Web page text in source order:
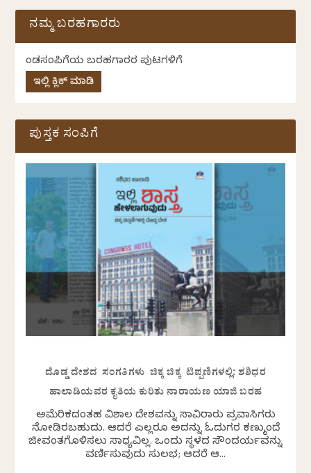
ನಮ್ಮ ಬರಹಗಾರರು
ಕೆಂಡಸಂಪಿಗೆಯ ಬರಹಗಾರರ ಪುಟಗಳಿಗೆ
ಇಲ್ಲಿ ಕ್ಲಿಕ್ ಮಾಡಿ
ಪುಸ್ತಕ ಸಂಪಿಗೆ
ದೊಡ್ಡ ದೇಶದ ಸಂಗತಿಗಳು ಚಿಕ್ಕ ಚಿಕ್ಕ ಟಿಪ್ಪಣಿಗಳಲ್ಲಿ: ಶಶಿಧರ
ಹಾಲಾಡಿಯವರ ಕೃತಿಯ ಕುರಿತು ನಾರಾಯಣ ಯಾಜಿ ಬರಹ
ಅಮೆರಿಕದಂತಹ ವಿಶಾಲ ದೇಶವನ್ನು ಸಾವಿರಾರು ಪ್ರವಾಸಿಗರು
ನೋಡಿರಬಹುದು. ಆದರೆ ಎಲ್ಲರೂ ಅದನ್ನು ಓದುಗರ ಕಣ್ಮುಂದೆ
ಜೀವಂತಗೊಳಿಸಲು ಸಾಧ್ಯವಿಲ್ಲ. ಒಂದು ಸ್ಥಳದ ಸೌಂದರ್ಯವನ್ನು
ವರ್ಣಿಸುವುದು ಸುಲಭ; ಆದರೆ ಆ...